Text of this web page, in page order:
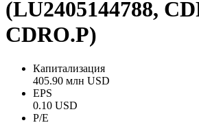
(LU2405144788,
CDRO.P)
Капитализация
405.90 млн USD
EPS
0.10 USD
P/E